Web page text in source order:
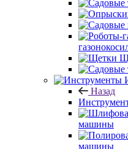
Назад
машины
машины